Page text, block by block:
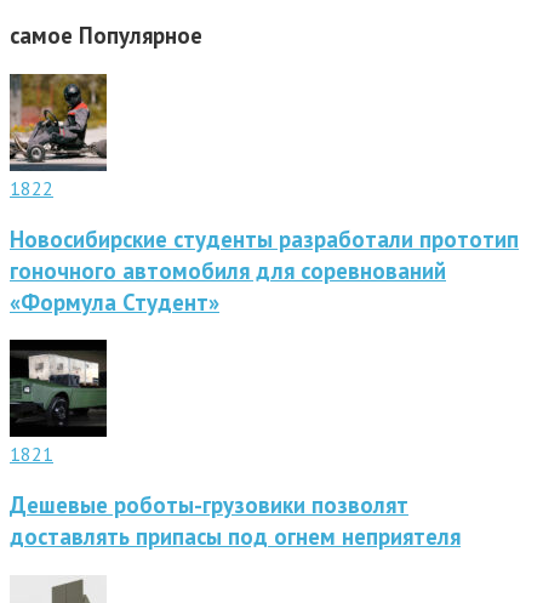
самое Популярное
1822
Новосибирские студенты разработали прототип
гоночного автомобиля для соревнований
«Формула Студент»
1821
Дешевые роботы-грузовики позволят
доставлять припасы под огнем неприятеля